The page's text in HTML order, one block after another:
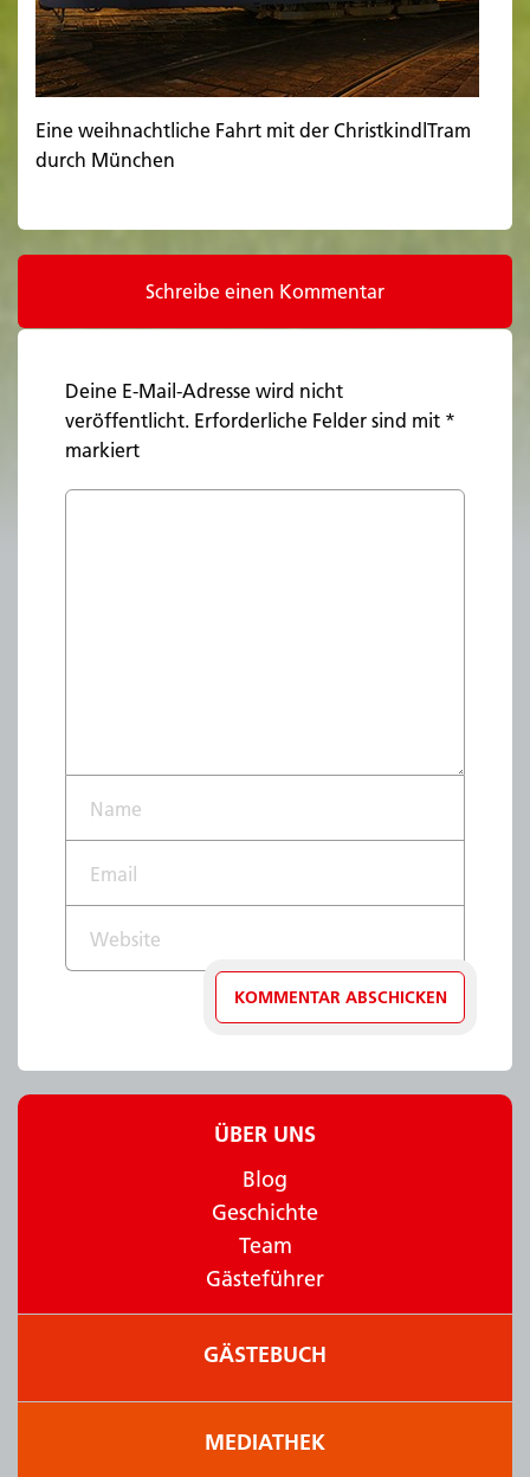
Eine weihnachtliche Fahrt mit der ChristkindlTram
durch München
Schreibe einen Kommentar
Deine E-Mail-Adresse wird nicht
veröffentlicht. Erforderliche Felder sind mit *
markiert
ÜBER UNS
Blog
Geschichte
Team
Gästeführer
GÄSTEBUCH
MEDIATHEK